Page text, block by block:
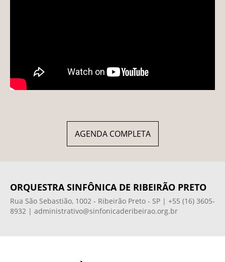
AGENDA COMPLETA
ORQUESTRA SINFÔNICA DE RIBEIRÃO PRETO
Rua São Sebastião, 1002 - Ribeirão Preto - SP | +55 (16) 3605-
8932 | administrativo@sinfonicaderibeirao.org.br